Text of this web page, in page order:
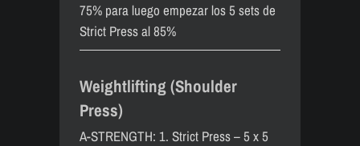
75% para luego empezar los 5 sets de
Strict Press al 85%
Weightlifting (Shoulder
Press)
A-STRENGTH: 1. Strict Press – 5 x 5